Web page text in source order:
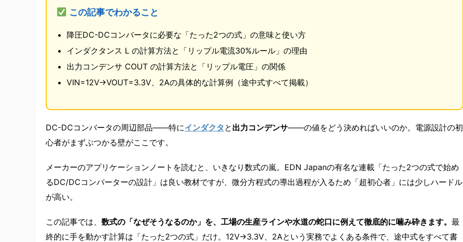
この記事でわかること
降圧DC-DCコンバータに必要な「たった2つの式」の意味と使い方
インダクタンス L の計算方法と「リップル電流30%ルール」の理由
出力コンデンサ COUT の計算方法と「リップル電圧」の関係
VIN=12V→VOUT=3.3V、2Aの具体的な計算例（途中式すべて掲載）
DC-DCコンバータの周辺部品――特にインダクタ と 出力コンデンサ――の値をどう決めればいいのか。電源設計の初
心者がまずぶつかる壁がここです。
メーカーのアプリケーションノートを読むと、いきなり数式の嵐。EDN Japanの有名な連載「たった2つの式で始め
るDC/DCコンバーターの設計」は良い教材ですが、微分方程式の導出過程が入るため「超初心者」には少しハードル
が高い。
この記事では、 数式の「なぜそうなるのか」を、工場の生産ラインや水道の蛇口に例えて徹底的に噛み砕きます。 最
終的に手を動かす計算は「たった2つの式」だけ。12V→3.3V、2Aという実務でよくある条件で、途中式をすべて書